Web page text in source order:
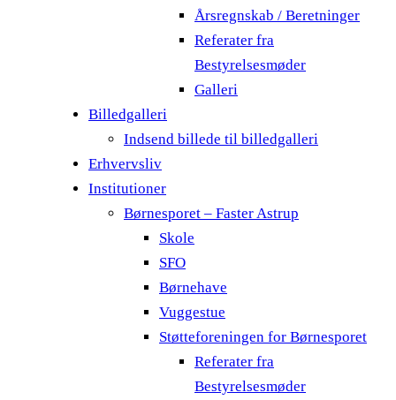
Årsregnskab / Beretninger
Referater fra
Bestyrelsesmøder
Galleri
Billedgalleri
Indsend billede til billedgalleri
Erhvervsliv
Institutioner
Børnesporet – Faster Astrup
Skole
SFO
Børnehave
Vuggestue
Støtteforeningen for Børnesporet
Referater fra
Bestyrelsesmøder